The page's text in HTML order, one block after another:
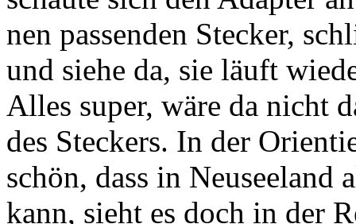
nen passenden Stecker,
und siehe da, sie läuft
Alles super, wäre da nicht
des Steckers. In der
schön, dass in Neuseeland
kann, sieht es doch in der